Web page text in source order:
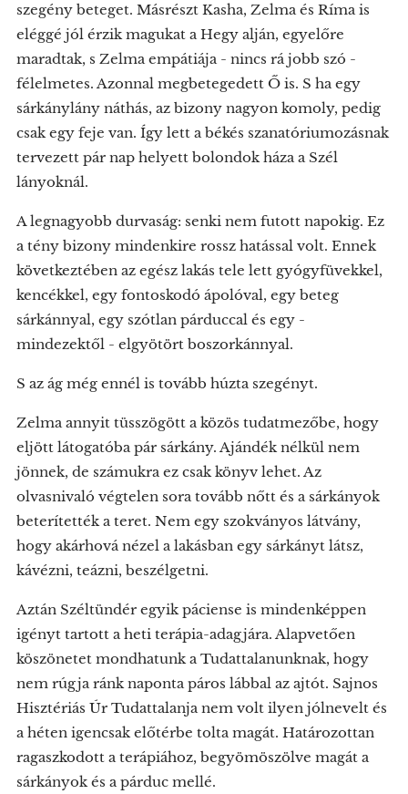
szegény beteget. Másrészt Kasha, Zelma és Ríma is
eléggé jól érzik magukat a Hegy alján, egyelőre
maradtak, s Zelma empátiája - nincs rá jobb szó -
félelmetes. Azonnal megbetegedett Ő is. S ha egy
sárkánylány náthás, az bizony nagyon komoly, pedig
csak egy feje van. Így lett a békés szanatóriumozásnak
tervezett pár nap helyett bolondok háza a Szél
lányoknál.
A legnagyobb durvaság: senki nem futott napokig. Ez
a tény bizony mindenkire rossz hatással volt. Ennek
következtében az egész lakás tele lett gyógyfüvekkel,
kencékkel, egy fontoskodó ápolóval, egy beteg
sárkánnyal, egy szótlan párduccal és egy -
mindezektől - elgyötört boszorkánnyal.
S az ág még ennél is tovább húzta szegényt.
Zelma annyit tüsszögött a közös tudatmezőbe, hogy
eljött látogatóba pár sárkány. Ajándék nélkül nem
jönnek, de számukra ez csak könyv lehet. Az
olvasnivaló végtelen sora tovább nőtt és a sárkányok
beterítették a teret. Nem egy szokványos látvány,
hogy akárhová nézel a lakásban egy sárkányt látsz,
kávézni, teázni, beszélgetni.
Aztán Széltündér egyik páciense is mindenképpen
igényt tartott a heti terápia-adagjára. Alapvetően
köszönetet mondhatunk a Tudattalanunknak, hogy
nem rúgja ránk naponta páros lábbal az ajtót. Sajnos
Hisztériás Úr Tudattalanja nem volt ilyen jólnevelt és
a héten igencsak előtérbe tolta magát. Határozottan
ragaszkodott a terápiához, begyömöszölve magát a
sárkányok és a párduc mellé.